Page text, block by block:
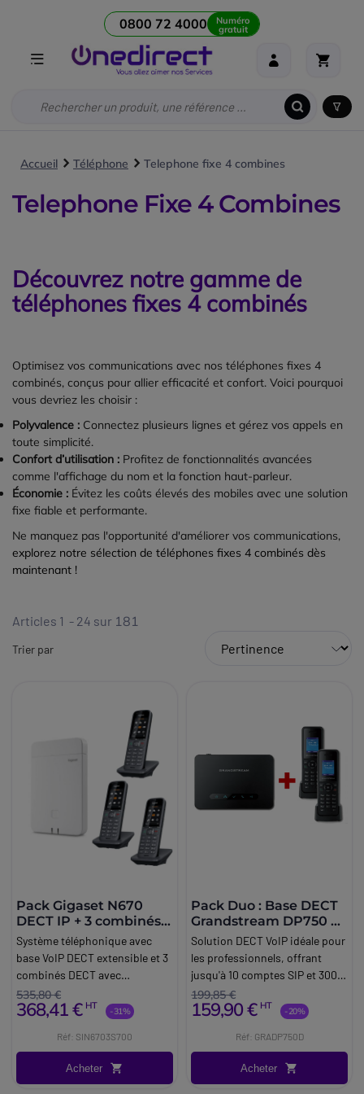
0800 72 4000 Numéro
gratuit
Accueil Téléphone Telephone fixe 4 combines
Telephone Fixe 4 Combines
Découvrez notre gamme de
téléphones fixes 4 combinés
Optimisez vos communications avec nos téléphones fixes 4
combinés, conçus pour allier efficacité et confort. Voici pourquoi
vous devriez les choisir :
Polyvalence : Connectez plusieurs lignes et gérez vos appels en
toute simplicité.
Confort d’utilisation : Profitez de fonctionnalités avancées
comme l'affichage du nom et la fonction haut-parleur.
Économie : Évitez les coûts élevés des mobiles avec une solution
fixe fiable et performante.
Ne manquez pas l'opportunité d'améliorer vos communications,
explorez notre sélection de téléphones fixes 4 combinés dès
maintenant !
Articles 1 - 24 sur 181
Trier par
Pack Gigaset N670
DECT IP + 3 combinés
S700H PRO
Système téléphonique avec
base VoIP DECT extensible et 3
combinés DECT avec
Bluetooth, idéal pour maintenir
une communication fiable
535,80 €
368,41 € HT -31%
Réf: SIN6703S700
Acheter
Pack Duo : Base DECT
Grandstream DP750 +
2 combinés DP720
Solution DECT VoIP idéale pour
les professionnels, offrant
jusqu'à 10 comptes SIP et 300m
de portée.
199,85 €
159,90 € HT -20%
Réf: GRADP750D
Acheter